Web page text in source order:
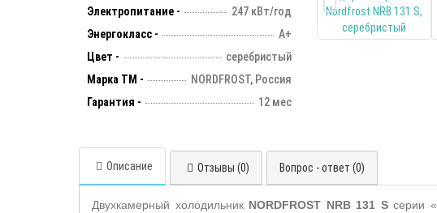
Электропитание -
247 кВт/год
Энергокласс -
А+
Цвет -
серебристый
Марка ТМ -
NORDFROST, Россия
Гарантия -
12 мес
Описание Отзывы (0) Вопрос - ответ (0)
Двухкамерный холодильник NORDFROST NRB 131 Sсерии «